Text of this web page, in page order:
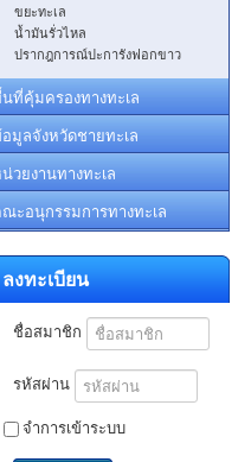
ขยะทะเล
น้ำมันรั่วไหล
ปรากฎการณ์ปะการังฟอกขาว
ที่คุ้มครองทางทะเล
มูลจังหวัดชายทะเล
วยงานทางทะเล
ะอนุกรรมการทางทะเล
ลงทะเบียน
ชื่อสมาชิก
รหัสผ่าน
จำการเข้าระบบ